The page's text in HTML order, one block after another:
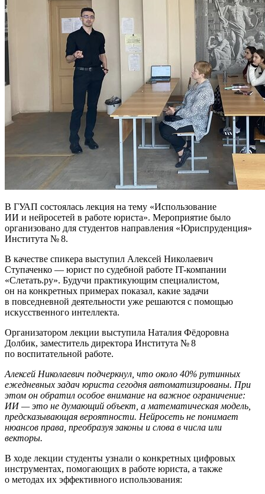
В ГУАП состоялась лекция на тему «Использование
ИИ и нейросетей в работе юриста». Мероприятие было
организовано для студентов направления «Юриспруденция»
Института № 8.
В качестве спикера выступил Алексей Николаевич
Ступаченко — юрист по судебной работе IT-компании
«Слетать.ру». Будучи практикующим специалистом,
он на конкретных примерах показал, какие задачи
в повседневной деятельности уже решаются с помощью
искусственного интеллекта.
Организатором лекции выступила Наталия Фёдоровна
Долбик, заместитель директора Института № 8
по воспитательной работе.
Алексей Николаевич подчеркнул, что около 40% рутинных
ежедневных задач юриста сегодня автоматизированы. При
этом он обратил особое внимание на важное ограничение:
ИИ — это не думающий объект, а математическая модель,
предсказывающая вероятности. Нейросеть не понимает
нюансов права, преобразуя законы и слова в числа или
векторы.
В ходе лекции студенты узнали о конкретных цифровых
инструментах, помогающих в работе юриста, а также
о методах их эффективного использования: